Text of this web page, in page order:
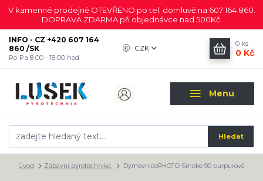
V kamenné prodejně OTEVŘENO po tel. domluvě na 607 164 860.
DOPRAVA ZDARMA při objednávce nad 500Kč.
Menu
CZK
Hledat
INFO - CZ +420 607 164
860 /SK
Po-Pa 8 00 - 18 00 hod
0 ks
0 Kč
Úvod Zábavní pyrotechnika. DýmovnicePHOTO Smoke 90 purpurová